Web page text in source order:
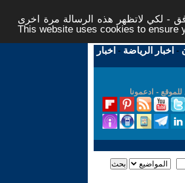
- لكي لاتظهر هذه الرسالة مرة اخرى -
This website uses cookies to ensure
- اخبار الرياضة - اخبار
للموقع - ادعمونا